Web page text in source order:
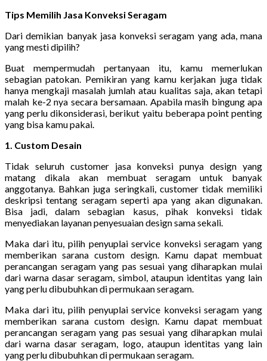
Tips Memilih Jasa Konveksi Seragam
Dari demikian banyak jasa konveksi seragam yang ada, mana
yang mesti dipilih?
Buat mempermudah pertanyaan itu, kamu memerlukan
sebagian patokan. Pemikiran yang kamu kerjakan juga tidak
hanya mengkaji masalah jumlah atau kualitas saja, akan tetapi
malah ke-2 nya secara bersamaan. Apabila masih bingung apa
yang perlu dikonsiderasi, berikut yaitu beberapa point penting
yang bisa kamu pakai.
1. Custom Desain
Tidak seluruh customer jasa konveksi punya design yang
matang dikala akan membuat seragam untuk banyak
anggotanya. Bahkan juga seringkali, customer tidak memiliki
deskripsi tentang seragam seperti apa yang akan digunakan.
Bisa jadi, dalam sebagian kasus, pihak konveksi tidak
menyediakan layanan penyesuaian design sama sekali.
Maka dari itu, pilih penyuplai service konveksi seragam yang
memberikan sarana custom design. Kamu dapat membuat
perancangan seragam yang pas sesuai yang diharapkan mulai
dari warna dasar seragam, simbol, ataupun identitas yang lain
yang perlu dibubuhkan di permukaan seragam.
Maka dari itu, pilih penyuplai service konveksi seragam yang
memberikan sarana custom design. Kamu dapat membuat
perancangan seragam yang pas sesuai yang diharapkan mulai
dari warna dasar seragam, logo, ataupun identitas yang lain
yang perlu dibubuhkan di permukaan seragam.